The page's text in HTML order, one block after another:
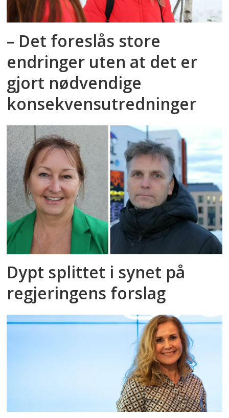
– Det foreslås store
endringer uten at det er
gjort nødvendige
konsekvensutredninger
Dypt splittet i synet på
regjeringens forslag